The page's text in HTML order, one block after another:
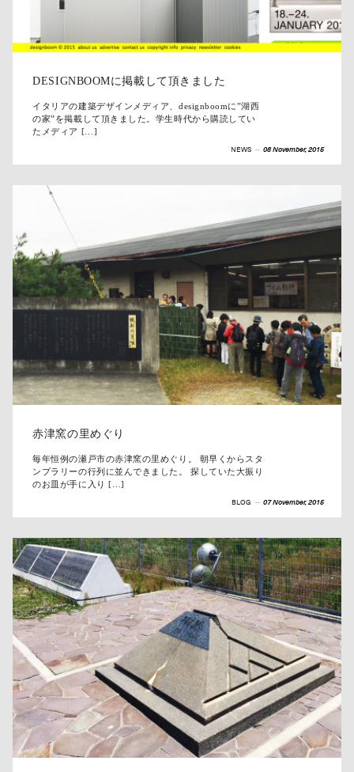
DESIGNBOOMに掲載して頂きました
イタリアの建築デザインメディア、designboomに”湖西
の家”を掲載して頂きました。学生時代から購読してい
たメディア […]
NEWS -- 08 November, 2015
赤津窯の里めぐり
毎年恒例の瀬戸市の赤津窯の里めぐり。 朝早くからスタ
ンプラリーの行列に並んできました。 探していた大振り
のお皿が手に入り […]
BLOG -- 07 November, 2015